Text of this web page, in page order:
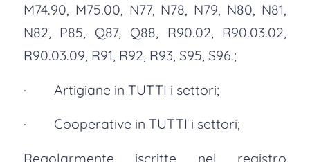
M74.90, M75.00, N77, N78, N79, N80, N81,
N82, P85, Q87, Q88, R90.02, R90.03.02,
R90.03.09, R91, R92, R93, S95, S96.;
· Artigiane in TUTTI i settori;
· Cooperative in TUTTI i settori;
Regolarmente iscritte nel registro